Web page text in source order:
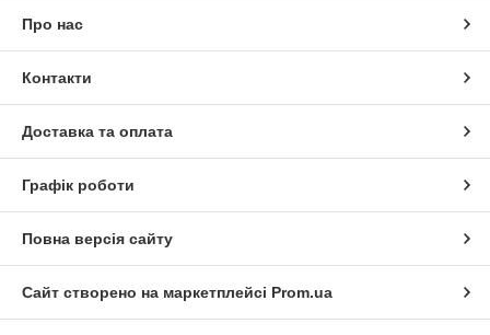
Про нас
Контакти
Доставка та оплата
Графік роботи
Повна версія сайту
Сайт створено на маркетплейсі Prom.ua